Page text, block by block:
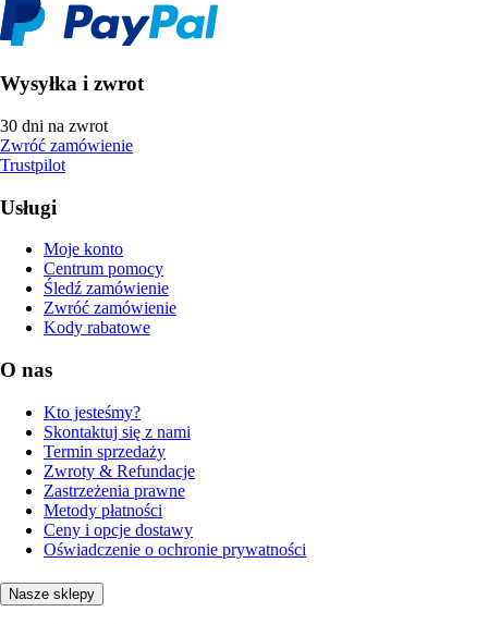
Wysyłka i zwrot
30 dni na zwrot
Zwróć zamówienie
Trustpilot
Usługi
Moje konto
Centrum pomocy
Śledź zamówienie
Zwróć zamówienie
Kody rabatowe
O nas
Kto jesteśmy?
Skontaktuj się z nami
Termin sprzedaży
Zwroty & Refundacje
Zastrzeżenia prawne
Metody płatności
Ceny i opcje dostawy
Oświadczenie o ochronie prywatności
Nasze sklepy